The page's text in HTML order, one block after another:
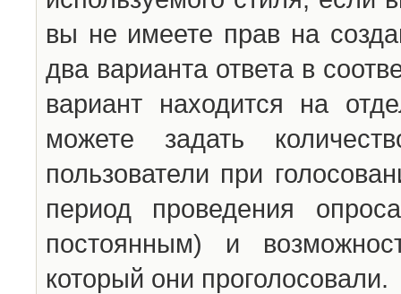
вы не имеете прав на
два варианта ответа в
вариант находится на
можете задать
пользователи при
период проведения
постоянным) и
который они проголосовали.